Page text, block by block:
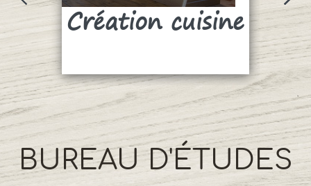
Création cuisine
BUREAU D'ÉTUDES